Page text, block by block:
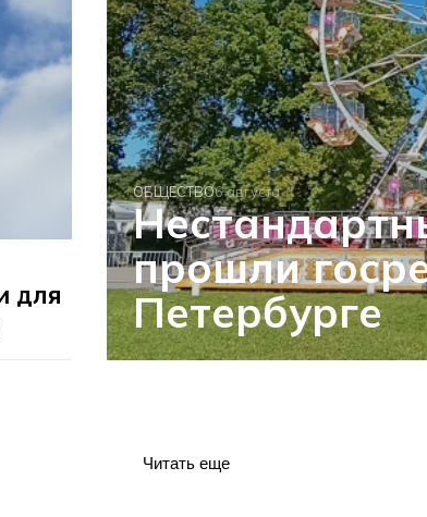
для
ОБЩЕСТВО6 августа
прошли
Петербурге
Читать еще